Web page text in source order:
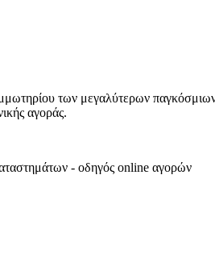
των μεγαλύτερων
αγοράς.
- οδηγός online αγορών